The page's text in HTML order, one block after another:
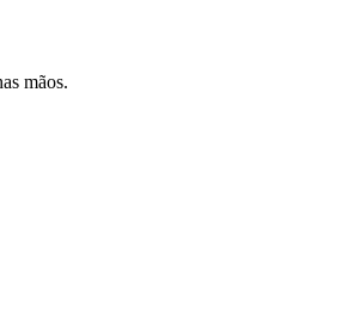
mãos.